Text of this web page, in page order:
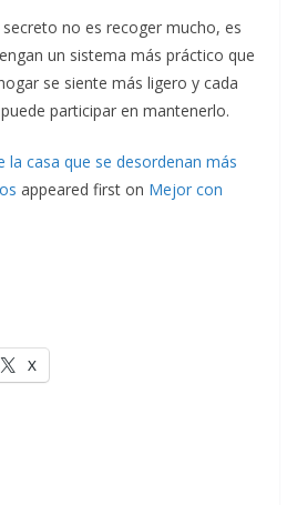
no es recoger mucho, es
un sistema más práctico que
se siente más ligero y cada
participar en mantenerlo.
la casa que se desordenan más
appeared first on Mejor con
X